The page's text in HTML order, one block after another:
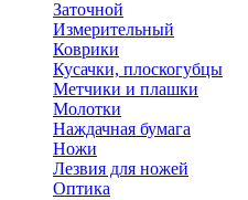
Заточной
Измерительный
Коврики
Кусачки, плоскогубцы
Метчики и плашки
Молотки
Наждачная бумага
Ножи
Лезвия для ножей
Оптика